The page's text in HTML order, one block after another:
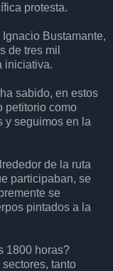
protesta.
Bustamante,
de tres mil
iniciativa.
sabido, en estos
petitorio como
y seguimos en la
de la ruta
participaban, se
se
pintados a la
1800 horas?
tanto